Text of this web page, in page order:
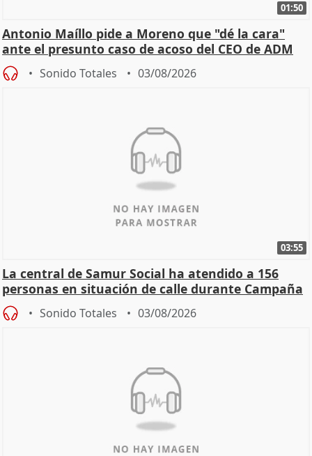
01:50
Antonio Maíllo pide a Moreno que "dé la cara"
ante el presunto caso de acoso del CEO de ADM
Sonido Totales 03/08/2026
03:55
La central de Samur Social ha atendido a 156
personas en situación de calle durante Campaña
de Calor
Sonido Totales 03/08/2026